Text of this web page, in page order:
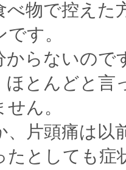
べ物で控えた
す。
からないので
ほとんどと言
ん。
、片頭痛は以
たとしても